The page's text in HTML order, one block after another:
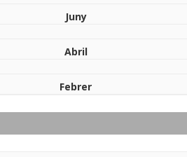
Juny
Abril
Febrer